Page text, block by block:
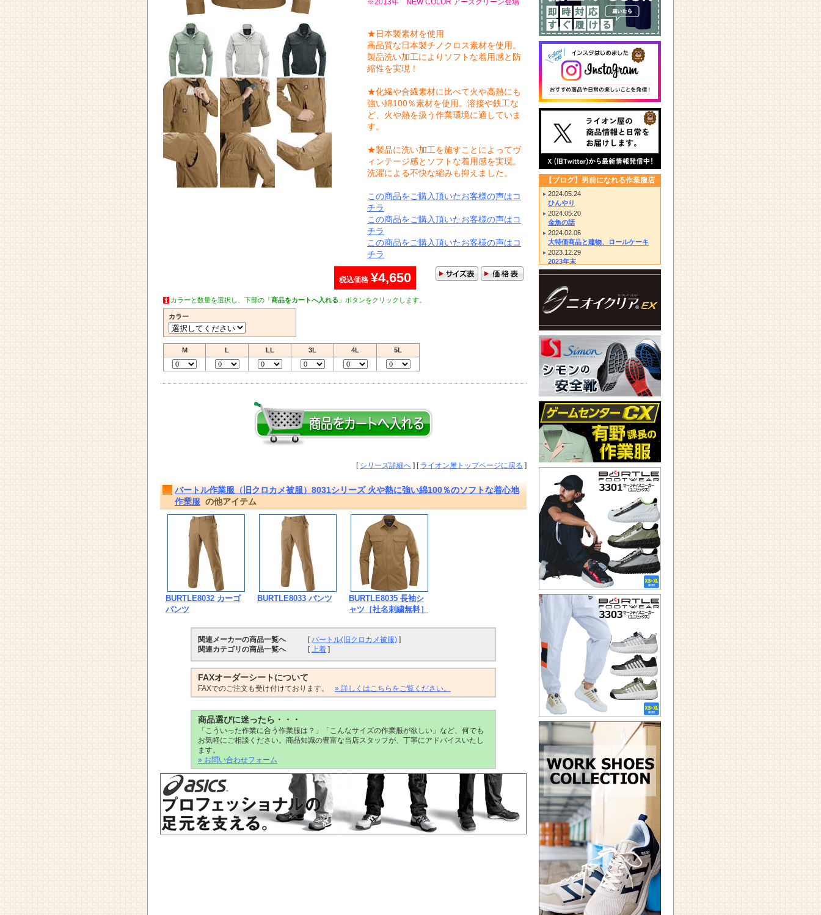
※2013年 NEW COLOR アースグリーン登場
★日本製素材を使用
高品質な日本製チノクロス素材を使用。
製品洗い加工によりソフトな着用感と防
縮性を実現！
★化繊や合繊素材に比べて火や高熱にも
強い綿100％素材を使用。溶接や鉄工な
ど、火や熱を扱う作業環境に適していま
す。
★製品に洗い加工を施すことによってヴ
ィンテージ感とソフトな着用感を実現。
洗濯による不快な縮みも抑えました。
この商品をご購入頂いたお客様の声はコ
チラ
この商品をご購入頂いたお客様の声はコ
チラ
この商品をご購入頂いたお客様の声はコ
チラ
税込価格 ¥4,650
カラーと数量を選択し、下部の「商品をカートへ入れる 」ボタンをクリックします。
カラー
M L LL 3L 4L 5L
[ シリーズ詳細へ ] [ ライオン屋トップページに戻る ]
バートル作業服（旧クロカメ被服）8031シリーズ 火や熱に強い綿100％のソフトな着心地
作業服 の他アイテム
BURTLE8032 カーゴ
パンツ
BURTLE8033 パンツ
BURTLE8035 長袖シ
ャツ［社名刺繍無料］
関連メーカーの商品一覧へ [バートル(旧クロカメ被服) ]
関連カテゴリの商品一覧へ
[上着 ]
FAXオーダーシートについて
FAXでのご注文も受け付けております。 » 詳しくはこちらをご覧ください。
商品選びに迷ったら・・・
「こういった作業に合う作業服は？」「こんなサイズの作業服が欲しい」など、何でも
お気軽にご相談ください。商品知識の豊富な当店スタッフが、丁寧にアドバイスいたし
ます。
» お問い合わせフォーム
【ブログ】男前になれる作業服店
2024.05.24
ひんやり
2024.05.20
金魚の話
2024.02.06
大特価商品と建物、ロールケーキ
2023.12.29
2023年末
2023.12.14